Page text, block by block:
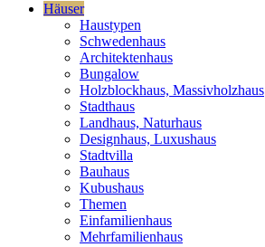
Häuser
Haustypen
Schwedenhaus
Architektenhaus
Bungalow
Holzblockhaus, Massivholzhaus
Stadthaus
Landhaus, Naturhaus
Designhaus, Luxushaus
Stadtvilla
Bauhaus
Kubushaus
Themen
Einfamilienhaus
Mehrfamilienhaus